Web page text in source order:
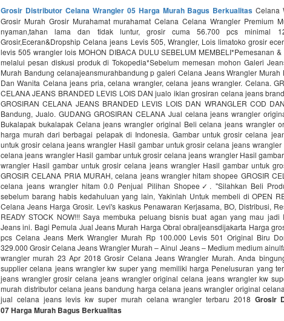
Grosir Distributor Celana Wrangler 05 Harga Murah Bagus Berkualitas Celana
Grosir Murah Grosir Murahamat murahamat Celana Celana Wrangler Premium
nyaman,tahan lama dan tidak luntur, grosir cuma 56.700 pcs minimal
Grosir,Eceran&Dropship Celana jeans Levis 505, Wrangler, Lois limatoko grosir
levis 505 wrangler lois MOHON DIBACA DULU SEBELUM MEMBELI*Pemesanan
melalui pesan diskusi produk di Tokopedia*Sebelum memesan mohon Galeri
Murah Bandung celanajeansmurahbandung p galeri Celana Jeans Wrangler Murah
Dan Wanita Celana jeans pria, celana wrangler, celana jeans wrangler. Celana.
CELANA JEANS BRANDED LEVIS LOIS DAN jualo iklan grosiran celana jeans
GROSIRAN CELANA JEANS BRANDED LEVIS LOIS DAN WRANGLER COD
Bandung, Jualo. GUDANG GROSIRAN CELANA Jual celana jeans wrangler
Bukalapak bukalapak Celana jeans wrangler original Beli celana jeans wrangler
harga murah dari berbagai pelapak di Indonesia. Gambar untuk grosir celana
untuk grosir celana jeans wrangler Hasil gambar untuk grosir celana jeans
celana jeans wrangler Hasil gambar untuk grosir celana jeans wrangler Hasil
wrangler Hasil gambar untuk grosir celana jeans wrangler Hasil gambar untuk
GROSIR CELANA PRIA MURAH, celana jeans wrangler hitam shopee GROSIR
celana jeans wrangler hitam 0.0 Penjual Pilihan Shopee✓. "Silahkan Beli
sebelum barang habis kedahuluan yang lain, Yakinlah Untuk membeli di OPEN
Celana Jeans Harga Grosir. Levi's kaskus Penawaran Kerjasama, BO, Distribusi,
READY STOCK NOW!!! Saya membuka peluang bisnis buat agan yang mau
Jeans ini. Bagi Pemula Jual Jeans Murah Harga Obral obraljeansdijakarta Harga
pcs Celana Jeans Merk Wrangler Murah Rp 100.000 Levis 501 Original Biru
329.000 Grosir Celana Jeans Wrangler Murah – Ainul Jeans – Medium medium
wrangler murah 23 Apr 2018 Grosir Celana Jeans Wrangler Murah. Anda
supplier celana jeans wrangler kw super yang memiliki harga Penelusuran yang
jeans wrangler grosir celana jeans wrangler original celana jeans wrangler kw
murah distributor celana jeans bandung harga celana jeans wrangler original
jual celana jeans levis kw super murah celana wrangler terbaru 2018 Grosir
07 Harga Murah Bagus Berkualitas